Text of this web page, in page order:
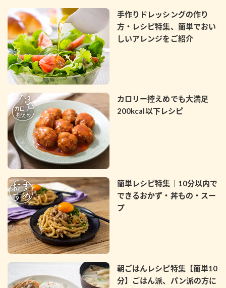
手作りドレッシングの作り
方・レシピ特集、簡単でおい
しいアレンジをご紹介
カロリー控えめでも大満足
200kcal以下レシピ
簡単レシピ特集｜10分以内で
できるおかず・丼もの・スー
プ
朝ごはんレシピ特集【簡単10
分】ごはん派、パン派の方に